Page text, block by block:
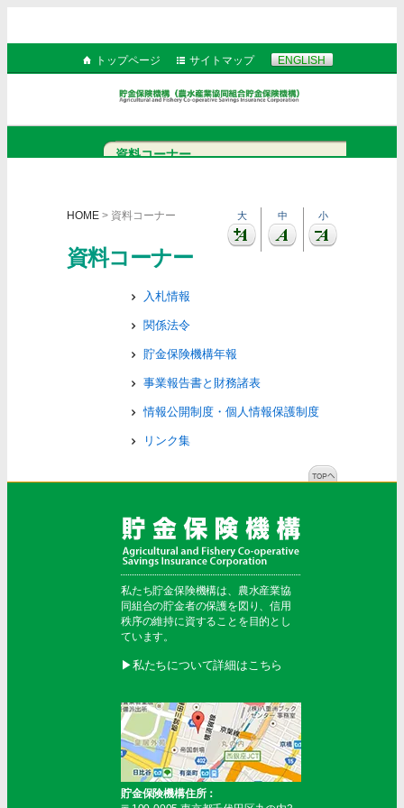
トップページ サイトマップ ENGLISH
資料コーナー
HOME > 資料コーナー
資料コーナー
入札情報
関係法令
貯金保険機構年報
事業報告書と財務諸表
情報公開制度・個人情報保護制度
リンク集
大 中 小
私たち貯金保険機構は、農水産業協
同組合の貯金者の保護を図り、信用
秩序の維持に資することを目的とし
ています。
▶︎私たちについて詳細はこちら
貯金保険機構住所：